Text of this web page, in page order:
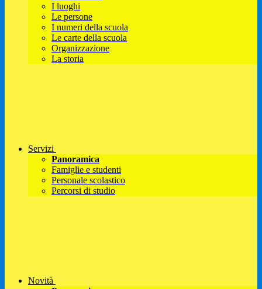
I luoghi
Le persone
I numeri della scuola
Le carte della scuola
Organizzazione
La storia
Servizi
Panoramica
Famiglie e studenti
Personale scolastico
Percorsi di studio
Novità